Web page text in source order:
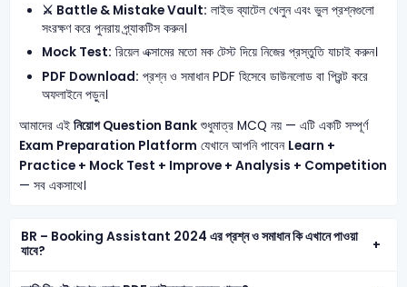
⚔️ Battle & Mistake Vault: লাইভ ব্যাটেল খেলুন এবং ভুল প্রশ্নগুলো
সংরক্ষণ করে পুনরায় প্র্যাকটিস করুন।
Mock Test: রিয়েল এক্সামের মতো মক টেস্ট দিয়ে নিজের প্রস্তুতি যাচাই করুন।
PDF Download: প্রশ্ন ও সমাধান PDF হিসেবে ডাউনলোড বা প্রিন্ট করে
অফলাইনে পড়ুন।
আমাদের এই নিয়োগ Question Bankশুধুমাত্র MCQ নয় — এটি একটি সম্পূর্ণ
Exam Preparation Platform যেখানে আপনি পাবেন Learn +
Practice + Mock Test + Improve + Analysis + Competition
— সব একসাথে।
BR – Booking Assistant 2024 এর প্রশ্ন ও সমাধান কি এখানে পাওয়া
যাবে?